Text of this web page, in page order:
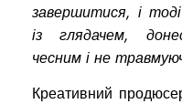
завершитися, і
із глядачем,
чесним і не
Креативний